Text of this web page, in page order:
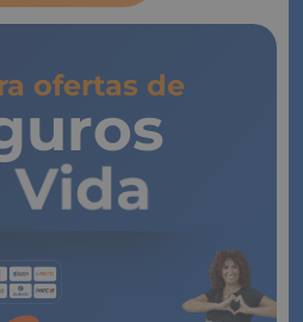
ofertas de
Vida